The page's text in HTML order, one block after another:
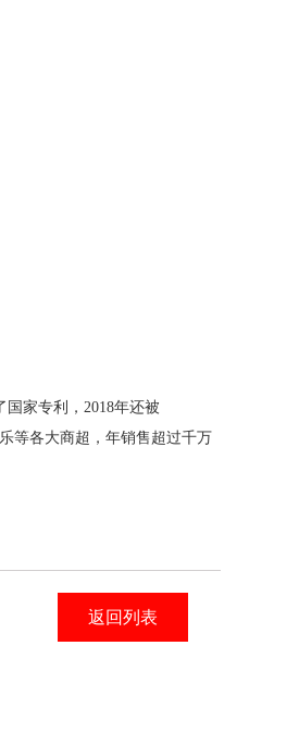
国家专利 ， 2018年还被
等各大商超，年销售超过千万
返回列表